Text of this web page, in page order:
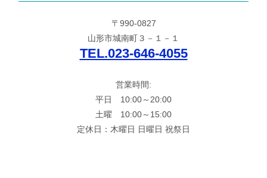
〒990-0827
山形市城南町３－１－１
TEL.023-646-4055
営業時間:
平日 10:00～20:00
土曜 10:00～15:00
定休日：木曜日 日曜日 祝祭日